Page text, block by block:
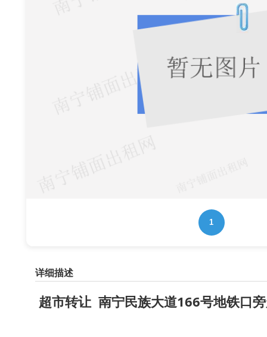
1
详细描述
超市转让 南宁民族大道166号地铁口